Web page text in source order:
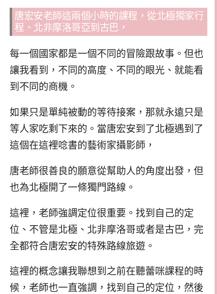
唐宏安老師這兩個小時的課程，從北極獨家行
程、北非摩洛哥亞到古巴，
每一個國家都是一個不同的冒險跟故事。但也
讓我看到，不同的高度、不同的眼光、就能看
到不同的商機。
如果只是單純被動的等待接案，那就永遠只是
等人家吃剩下來的。當唐宏安到了北極遇到了
這個在這裡唸書的藝術家攝影師，
唐老師很善良的願意從幫助人的角度出發，但
也為北極開了一條獨門路線。
這裡，老師強調定位很重要。找到自己的定
位、不管是北極、北非摩洛哥或者是古巴，完
全都符合唐宏安的特殊路線旅遊。
這裡的概念讓我聯想到之前在聽蕾咪課程的時
候，老師也一直強調，找到自己的定位，然後